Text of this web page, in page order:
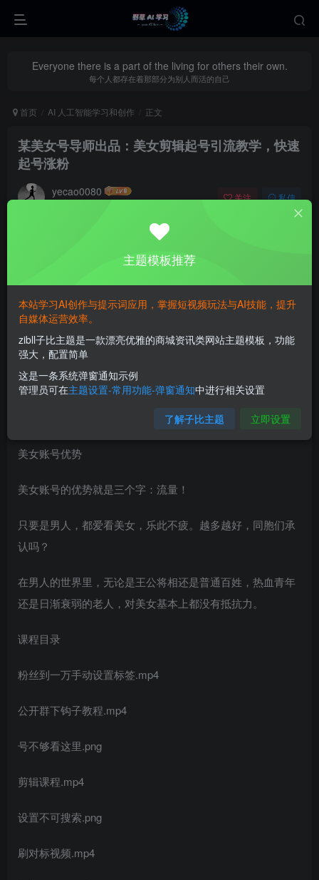
Everyone there is a part of the living for others their own.
每个人都存在着那部分为别人而活的自己
首页 AI 人工智能学习和创作 正文
某美女号导师出品：美女剪辑起号引流教学，快速
起号涨粉
yecao0080 关注 私信
美女账号优势
美女账号的优势就是三个字：流量！
只要是男人，都爱看美女，乐此不疲。越多越好，同胞们承
认吗？
在男人的世界里，无论是王公将相还是普通百姓，热血青年
还是日渐衰弱的老人，对美女基本上都没有抵抗力。
课程目录
粉丝到一万手动设置标签.mp4
公开群下钩子教程.mp4
号不够看这里.png
剪辑课程.mp4
设置不可搜索.png
刷对标视频.mp4
主题模板推荐
本站学习AI创作与提示词应用，掌握短视频玩法与AI技能，提升
自媒体运营效率。
zibll子比主题是一款漂亮优雅的商城资讯类网站主题模板，功能
强大，配置简单
这是一条系统弹窗通知示例
管理员可在主题设置-常用功能-弹窗通知中进行相关设置
了解子比主题 立即设置